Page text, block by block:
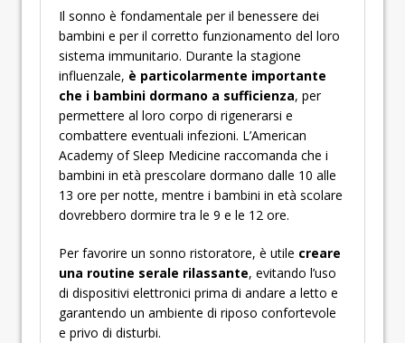
Il sonno è fondamentale per il benessere dei
bambini e per il corretto funzionamento del loro
sistema immunitario. Durante la stagione
influenzale, è particolarmente importante
che i bambini dormano a sufficienza, per
permettere al loro corpo di rigenerarsi e
combattere eventuali infezioni. L’American
Academy of Sleep Medicine raccomanda che i
bambini in età prescolare dormano dalle 10 alle
13 ore per notte, mentre i bambini in età scolare
dovrebbero dormire tra le 9 e le 12 ore.
Per favorire un sonno ristoratore, è utile creare
una routine serale rilassante, evitando l’uso
di dispositivi elettronici prima di andare a letto e
garantendo un ambiente di riposo confortevole
e privo di disturbi.